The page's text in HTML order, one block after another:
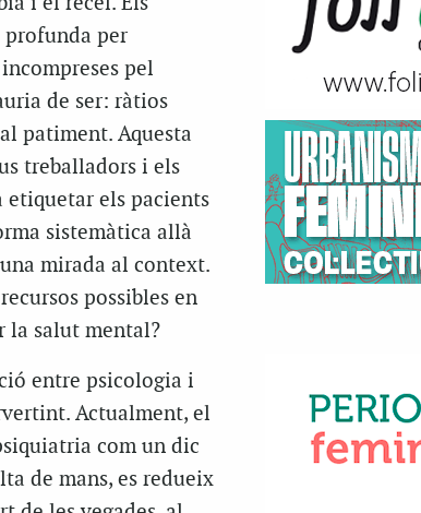
per
pel
de ser: ràtios
patiment. Aquesta
treballadors i els
etiquetar els pacients
sistemàtica allà
mirada al context.
possibles en
la salut mental?
entre psicologia i
Actualment, el
com un dic
de mans, es redueix